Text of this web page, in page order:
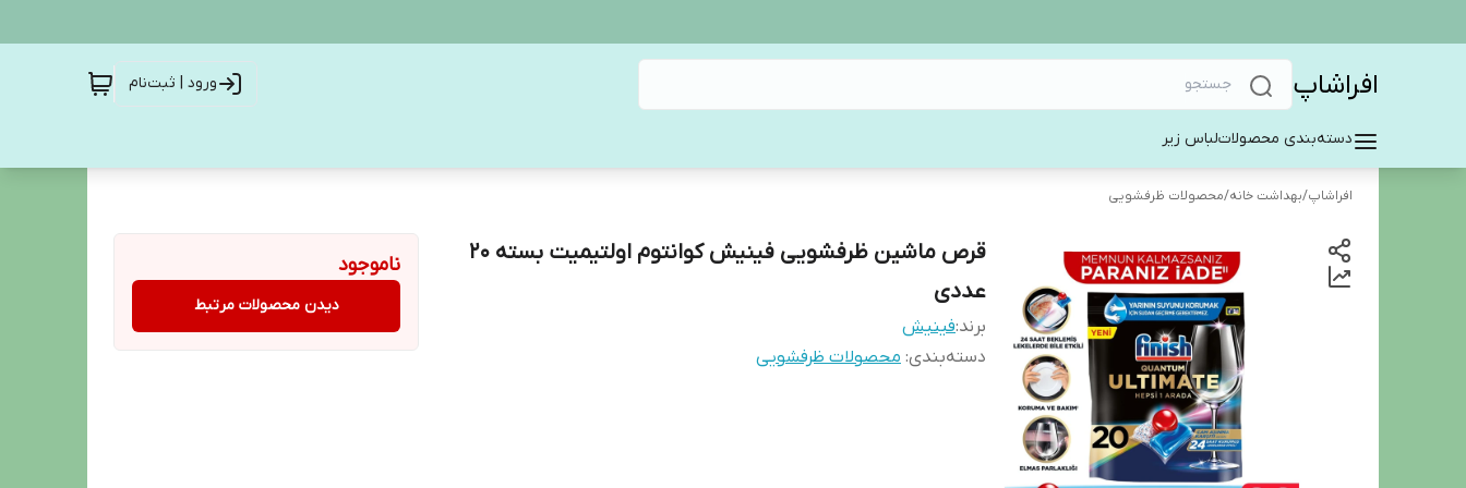
افراشاپ ورود | ثبت‌نام
دسته‌بندی محصولاتلباس زیر
افراشاپ/بهداشت خانه/محصولات ظرفشویی
قرص ماشین ظرفشویی فینیش کوانتوم اولتیمیت بسته 20
عددی
برند:فینیش
دسته‌بندی: محصولات ظرفشویی
ناموجود
دیدن محصولات مرتبط